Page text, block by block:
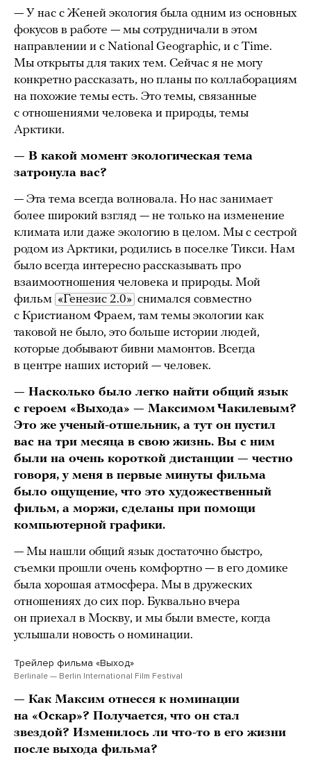
— У нас с Женей экология была одним из основных
фокусов в работе — мы сотрудничали в этом
направлении и с National Geographic, и с Time.
Мы открыты для таких тем. Сейчас я не могу
конкретно рассказать, но планы по коллаборациям
на похожие темы есть. Это темы, связанные
с отношениями человека и природы, темы
Арктики.
— В какой момент экологическая тема
затронула вас?
— Эта тема всегда волновала. Но нас занимает
более широкий взгляд — не только на изменение
климата или даже экологию в целом. Мы с сестрой
родом из Арктики, родились в поселке Тикси. Нам
было всегда интересно рассказывать про
взаимоотношения человека и природы. Мой
фильм «Генезис 2.0» снимался совместно
с Кристианом Фраем, там темы экологии как
таковой не было, это больше истории людей,
которые добывают бивни мамонтов. Всегда
в центре наших историй — человек.
— Насколько было легко найти общий язык
с героем «Выхода» — Максимом Чакилевым?
Это же ученый-отшельник, а тут он пустил
вас на три месяца в свою жизнь. Вы с ним
были на очень короткой дистанции — честно
говоря, у меня в первые минуты фильма
было ощущение, что это художественный
фильм, а моржи, сделаны при помощи
компьютерной графики.
— Мы нашли общий язык достаточно быстро,
съемки прошли очень комфортно — в его домике
была хорошая атмосфера. Мы в дружеских
отношениях до сих пор. Буквально вчера
он приехал в Москву, и мы были вместе, когда
услышали новость о номинации.
Трейлер фильма «Выход»
Berlinale — Berlin International Film Festival
— Как Максим отнесся к номинации
на «Оскар»? Получается, что он стал
звездой? Изменилось ли что-то в его жизни
после выхода фильма?